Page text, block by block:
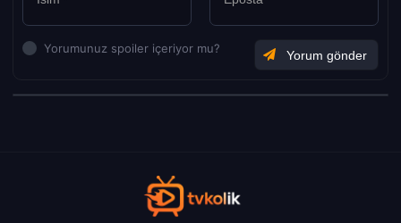
Yorumunuz spoiler içeriyor mu?